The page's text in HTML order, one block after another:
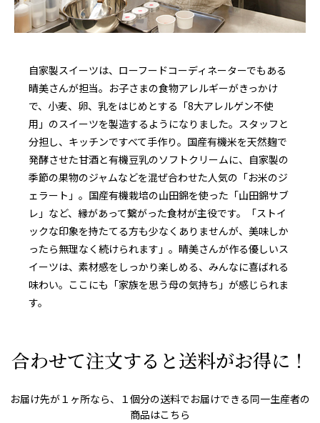
自家製スイーツは、ローフードコーディネーターでもある
晴美さんが担当。お子さまの食物アレルギーがきっかけ
で、小麦、卵、乳をはじめとする「8大アレルゲン不使
用」のスイーツを製造するようになりました。スタッフと
分担し、キッチンですべて手作り。国産有機米を天然麹で
発酵させた甘酒と有機豆乳のソフトクリームに、自家製の
季節の果物のジャムなどを混ぜ合わせた人気の「お米のジ
ェラート」。国産有機栽培の山田錦を使った「山田錦サブ
レ」など、縁があって繋がった食材が主役です。「ストイ
ックな印象を持たてる方も少なくありませんが、美味しか
ったら無理なく続けられます」。晴美さんが作る優しいス
イーツは、素材感をしっかり楽しめる、みんなに喜ばれる
味わい。ここにも「家族を思う母の気持ち」が感じられま
す。
合わせて注文すると送料がお得に！
お届け先が１ヶ所なら、１個分の送料でお届けできる同一生産者の
商品はこちら